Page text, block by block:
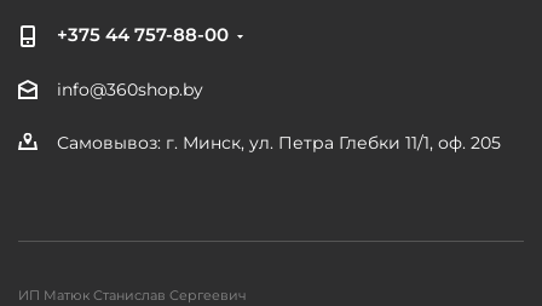
+375 44 757-88-00
info@360shop.by
Самовывоз: г. Минск, ул. Петра Глебки 11/1, оф. 205
ИП Матюк Станислав Сергеевич